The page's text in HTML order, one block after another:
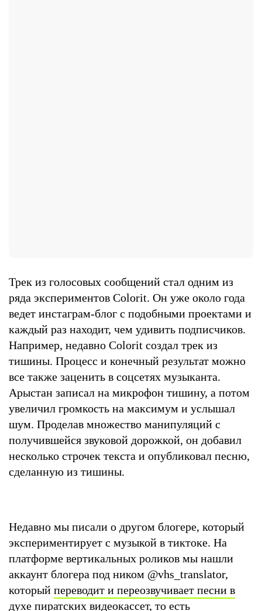
Трек из голосовых сообщений стал одним из
ряда экспериментов Colorit. Он уже около года
ведет инстаграм-блог с подобными проектами и
каждый раз находит, чем удивить подписчиков.
Например, недавно Colorit создал трек из
тишины. Процесс и конечный результат можно
все также заценить в соцсетях музыканта.
Арыстан записал на микрофон тишину, а потом
увеличил громкость на максимум и услышал
шум. Проделав множество манипуляций с
получившейся звуковой дорожкой, он добавил
несколько строчек текста и опубликовал песню,
сделанную из тишины.
Недавно мы писали о другом блогере, который
экспериментирует с музыкой в тиктоке. На
платформе вертикальных роликов мы нашли
аккаунт блогера под ником @vhs_translator,
который переводит и переозвучивает песни в
духе пиратских видеокассет, то есть